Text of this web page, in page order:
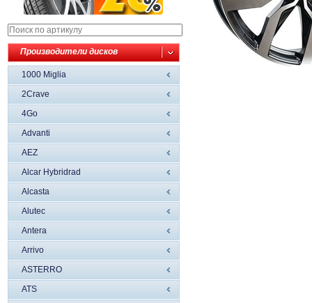
Производители дисков
1000 Miglia
2Crave
4Go
Advanti
AEZ
Alcar Hybridrad
Alcasta
Alutec
Antera
Arrivo
ASTERRO
ATS